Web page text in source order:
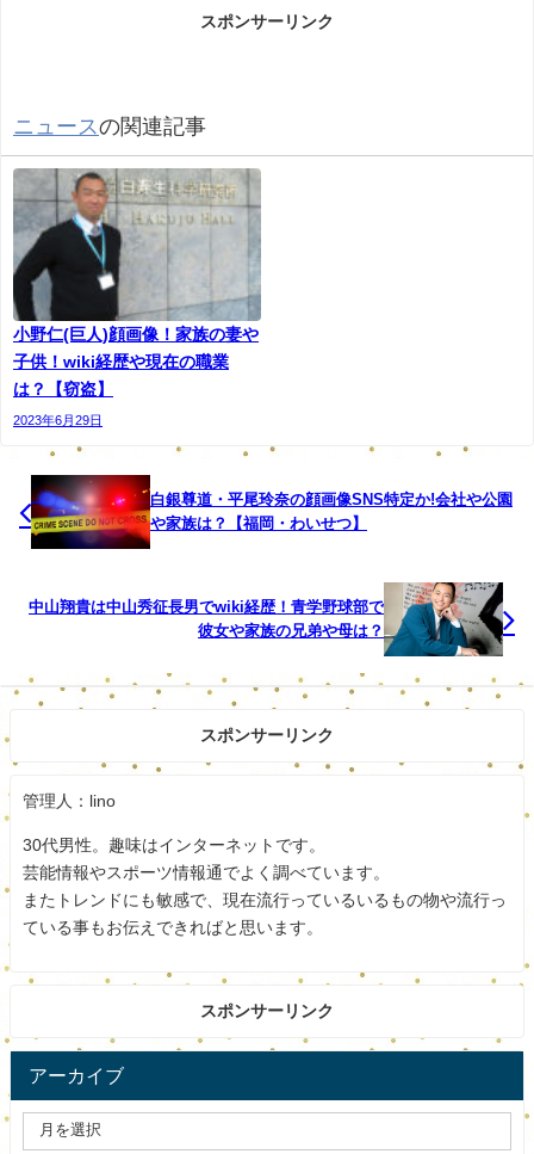
男が逮捕されました。 逮捕されたのは名寄市豊栄
（ほうえい）のＪＡ職員、松崎鉄平（まつざき・て
っぺい）容疑者、38歳です。 松崎容疑者は、１日
午後３時から午後４時半までの間に、上川地方に住
む知り合いの10代の少女のアパートで、睡眠薬が入
った飲料水を飲ませ、酩酊状態となった女性に対
し、体を触ったりくちびるにキスをするなどした準
強制わいせつの疑いがもたれています。 被害に遭
った翌日の２日、少女が「睡眠薬を飲まされたかも
しれない」と警察に相談したことで事件が発覚しま
した。 その後まもなく、松崎容疑者からも電話が
あり、睡眠薬を飲ませたなど犯行をほのめかす供述
をしたため、警察が自宅で事情を聴き、３日未明、
者は「性欲を満たそうとしてやった」と容疑を認め
ているということです。 警察は松崎容疑者と被害
に遭った少女の関係や通報内容などは明らかにして
いませんが、松崎容疑者の余罪についても捜査して
睡眠薬が入った飲料水を飲ませ、酩酊状態となった女性に
対し、体を触ったりくちびるにキスをするなどした準強制
わいせつの疑いということで計画的犯行ですし、常習犯の
匂いがします。
少女が心配ですね。
無理矢理ですしはやる事が最悪ですね。
信じられないですね。
しっかり認めて反省してほしいですね。
スポンサーリンク
ニュースの関連記事
小野仁(巨人)顔画像！家族の妻や
子供！wiki経歴や現在の職業
は？【窃盗】
2023年6月29日
白銀尊道・平尾玲奈の顔画像SNS特定か!会社や公園
や家族は？【福岡・わいせつ】
中山翔貴は中山秀征長男でwiki経歴！青学野球部で
彼女や家族の兄弟や母は？
スポンサーリンク
管理人：lino
30代男性。趣味はインターネットです。
芸能情報やスポーツ情報通でよく調べています。
またトレンドにも敏感で、現在流行っているいるもの物や流行っ
ている事もお伝えできればと思います。
スポンサーリンク
アーカイブ